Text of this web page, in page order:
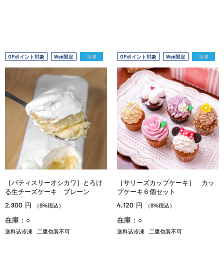
OPポイント対象 Web限定 冷凍
［パティスリーオシカワ］とろけ
る生チーズケーキ プレーン
2,900 円 （8%税込）
在庫：○
送料込冷凍 二重包装不可
OPポイント対象 Web限定 冷凍
［サリーズカップケーキ］ カッ
プケーキ６個セット
4,120 円 （8%税込）
在庫：○
送料込冷凍 二重包装不可